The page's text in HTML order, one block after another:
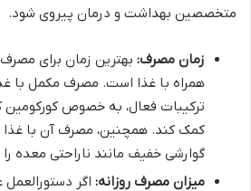
متخصصین بهداشت و درمان پیروی شود.
زمان مصرف: بهترین زمان برای
همراه با غذا است. مصرف مکمل با
ترکیبات فعال، به خصوص کورکومین
کمک کند. همچنین، مصرف آن با غذا
گوارشی خفیف مانند ناراحتی معده
میزان مصرف روزانه: